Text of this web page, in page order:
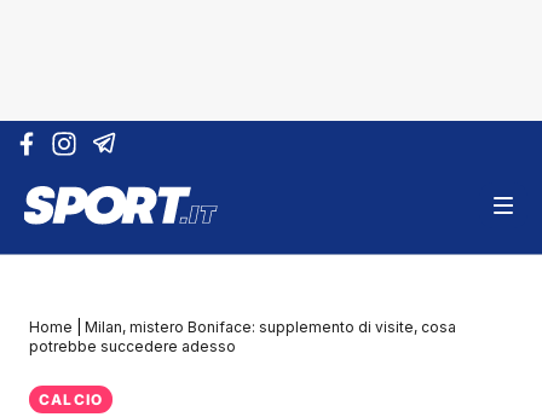
Vai al contenuto
Home
Milan, mistero Boniface: supplemento di visite, cosa
potrebbe succedere adesso
CALCIO